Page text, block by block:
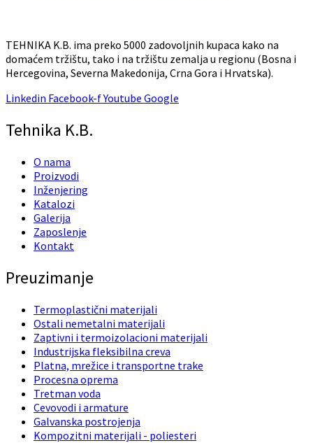
TEHNIKA K.B. ima preko 5000 zadovoljnih kupaca kako na
domaćem tržištu, tako i na tržištu zemalja u regionu (Bosna i
Hercegovina, Severna Makedonija, Crna Gora i Hrvatska).
Linkedin Facebook-fYoutube Google
Tehnika K.B.
O nama
Proizvodi
Inženjering
Katalozi
Galerija
Zaposlenje
Kontakt
Preuzimanje
Termoplastični materijali
Ostali nemetalni materijali
Zaptivni i termoizolacioni materijali
Industrijska fleksibilna creva
Platna, mrežice i transportne trake
Procesna oprema
Tretman voda
Cevovodi i armature
Galvanska postrojenja
Kompozitni materijali - poliesteri